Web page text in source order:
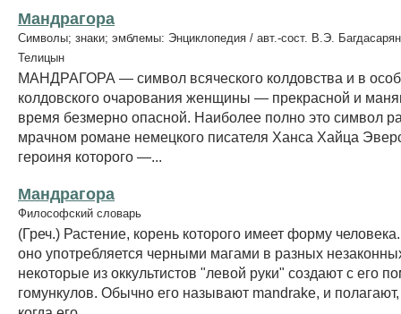
Мандрагора
Символы; знаки; эмблемы: Энциклопедия / авт.-сост. В.Э.
Телицын
МАНДРАГОРА — символ всяческого колдовства и в
колдовского очарования женщины — прекрасной и
время безмерно опасной. Наиболее полно это символ
мрачном романе немецкого писателя Ханса Хайца
героиня которого —...
Мандрагора
Философский словарь
(Греч.) Растение, корень которого имеет форму
оно употребляется черными магами в разных
некоторые из оккультистов "левой руки" создают с его
гомункулов. Обычно его называют mandrake, и полагают,